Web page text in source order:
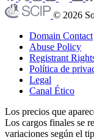
© 2026
Domain Contact
Abuse Policy
Registrant
Política de
Legal
Canal Ético
Los precios que
Los cargos finales se
variaciones según el